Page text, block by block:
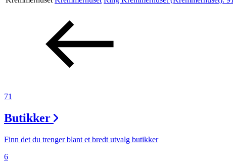
Aktiviteter
Tilbud
Søk
71
Butikker
Finn det du trenger blant et bredt utvalg butikker
6